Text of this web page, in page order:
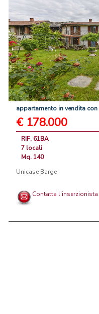
appartamento invendita con
€ 178.000
RIF. 61BA
7 locali
Mq. 140
Unicase Barge
Contatta l'inserzionista